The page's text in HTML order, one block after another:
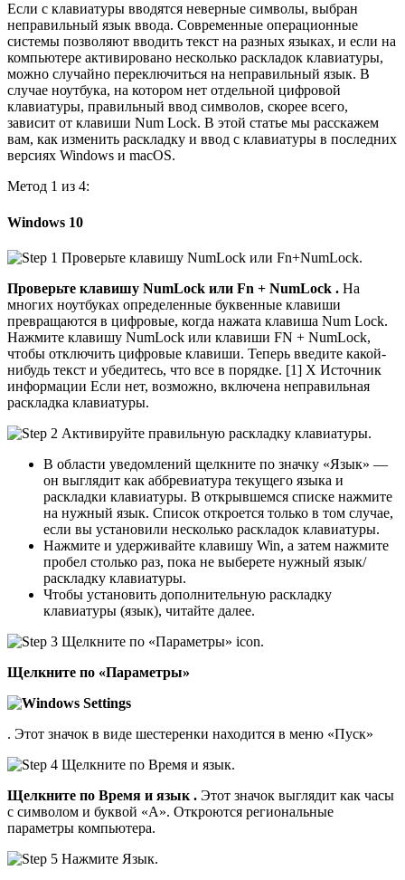
Если с клавиатуры вводятся неверные символы, выбран
неправильный язык ввода. Современные операционные
системы позволяют вводить текст на разных языках, и если на
компьютере активировано несколько раскладок клавиатуры,
можно случайно переключиться на неправильный язык. В
случае ноутбука, на котором нет отдельной цифровой
клавиатуры, правильный ввод символов, скорее всего,
зависит от клавиши Num Lock. В этой статье мы расскажем
вам, как изменить раскладку и ввод с клавиатуры в последних
версиях Windows и macOS.
Метод 1 из 4:
Windows 10
Проверьте клавишу NumLock или Fn + NumLock . На
многих ноутбуках определенные буквенные клавиши
превращаются в цифровые, когда нажата клавиша Num Lock.
Нажмите клавишу NumLock или клавиши FN + NumLock,
чтобы отключить цифровые клавиши. Теперь введите какой-
нибудь текст и убедитесь, что все в порядке. [1] X Источник
информации Если нет, возможно, включена неправильная
раскладка клавиатуры.
В области уведомлений щелкните по значку «Язык» —
он выглядит как аббревиатура текущего языка и
раскладки клавиатуры. В открывшемся списке нажмите
на нужный язык. Список откроется только в том случае,
если вы установили несколько раскладок клавиатуры.
Нажмите и удерживайте клавишу Win, а затем нажмите
пробел столько раз, пока не выберете нужный язык/
раскладку клавиатуры.
Чтобы установить дополнительную раскладку
клавиатуры (язык), читайте далее.
Щелкните по «Параметры»
. Этот значок в виде шестеренки находится в меню «Пуск»
Щелкните по Время и язык . Этот значок выглядит как часы
с символом и буквой «А». Откроются региональные
параметры компьютера.